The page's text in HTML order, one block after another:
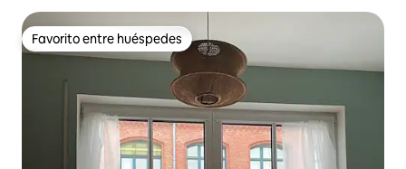
Favorito entre huéspedes
Favorito entre huéspedes